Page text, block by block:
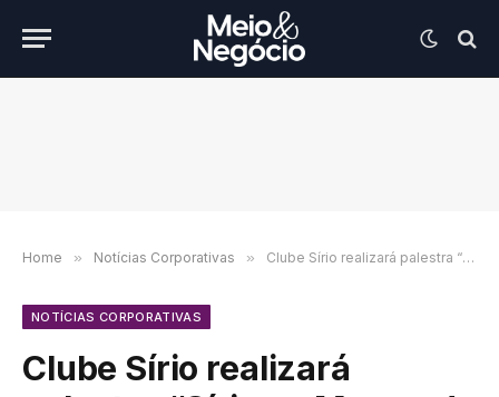
Home » Notícias Corporativas » Clube Sírio realizará palestra “Síria no Museu do Louvre”
NOTÍCIAS CORPORATIVAS
Clube Sírio realizará